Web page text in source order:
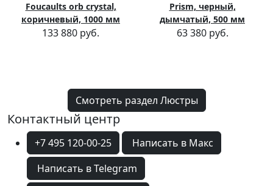
Foucaults orb crystal,
коричневый, 1000 мм
133 880 руб.
Prism, черный,
дымчатый, 500 мм
63 380 руб.
Смотреть раздел Люстры
Контактный центр
+7 495 120-00-25
Написать в Макс
Написать в Telegram